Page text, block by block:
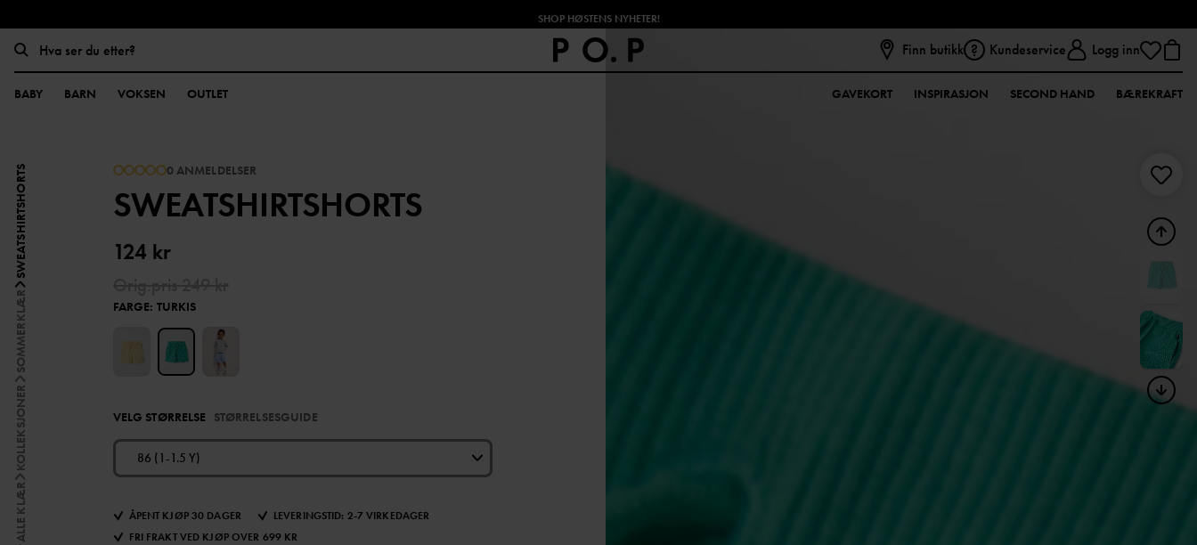
SHOP HØSTENS NYHETER!
Finn butikk Kundeservice Logg inn
BABY BARN VOKSEN OUTLET GAVEKORT INSPIRASJON SECOND HAND BÆREKRAFT
ALLE KLÆR
KOLLEKSJONER
SOMMERKLÆR
SWEATSHIRTSHORTS 0 ANMELDELSER
SWEATSHIRTSHORTS
124 kr
FARGE: TURKIS
VELG STØRRELSE STØRRELSESGUIDE
86 (1-1.5 Y)
ÅPENT KJØP 30 DAGER
LEVERINGSTID: 2-7 VIRKEDAGER
FRI FRAKT VED KJØP OVER 699 KR